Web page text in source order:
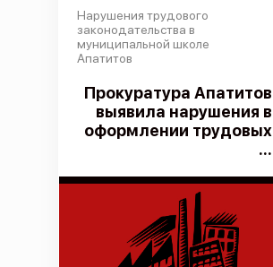
Нарушения трудового
законодательства в
муниципальной школе
Апатитов
Прокуратура Апатитов
выявила нарушения в
оформлении трудовых
...